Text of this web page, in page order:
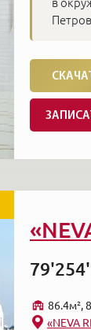
в
86.4м²,
«NEVA